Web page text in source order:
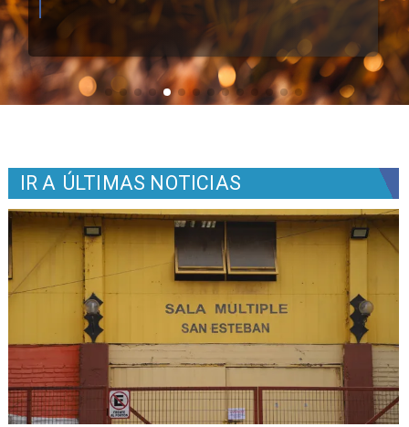
IR A ÚLTIMAS NOTICIAS